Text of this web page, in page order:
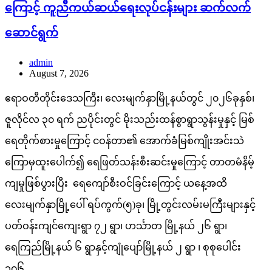
August 7, 2026
ဧရာဝတီတိုင်းဒေသကြီး၊ လေးမျက်နှာမြို့နယ်တွင် ၂၀၂၆ခုနှစ်၊
ရေတိုက်စားမှုကြောင့် ငဝန်တာ၏ အောက်ခံမြစ်ကျိုးအင်းသဲ
ကြောမှထူးပေါက်၍ ရေဖြတ်သန်းစီးဆင်းမှုကြောင့် တာတမံနိမ့်
ကျမှုဖြစ်ပွားပြီး ရေကျော်စီးဝင်ခြင်းကြောင့် ယနေ့အထိ
လေးမျက်နှာမြို့ပေါ် ရပ်ကွက်(၅)ခု၊ မြို့တွင်းလမ်းမကြီးများနှင့်
ပတ်ဝန်းကျင်ကျေးရွာ ၇၂ ရွာ၊ ဟင်္သာတ မြို့နယ် ၂၆ ရွာ၊
ရေကြည်မြို့နယ် ၆ ရွာနှင့်ကျုံပျော်မြို့နယ် ၂ ရွာ ၊ စုစုပေါင်း
၁၀၆…
Read More